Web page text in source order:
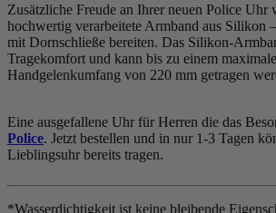
Zusätzliche Freude an Ihrer neuen Police Uhr
hochwertig verarbeitete Armband aus Silikon
mit Dornschließe bereiten. Das Silikon-
Tragekomfort und kann bis zu einem
Handgelenkumfang von 220 mm getragen
Eine ausgefallene Uhr für Herren die das
Police. Jetzt bestellen und in nur 1-3 Tagen
Lieblingsuhr bereits tragen.
*Wasserdichtigkeit ist keine bleibende